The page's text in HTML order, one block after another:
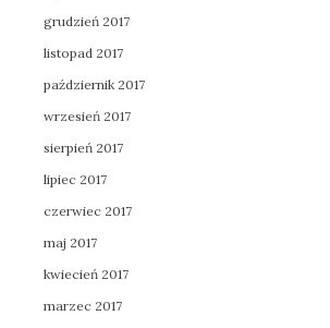
grudzień 2017
listopad 2017
październik 2017
wrzesień 2017
sierpień 2017
lipiec 2017
czerwiec 2017
maj 2017
kwiecień 2017
marzec 2017